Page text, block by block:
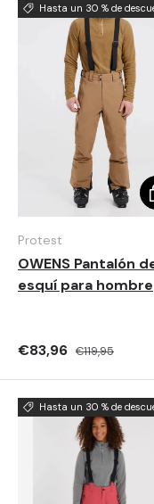
Hasta un 30 % de
Protest
OWENS Pantalón
esquí para hombre
€83,96 €119,95
Hasta un 30 % de